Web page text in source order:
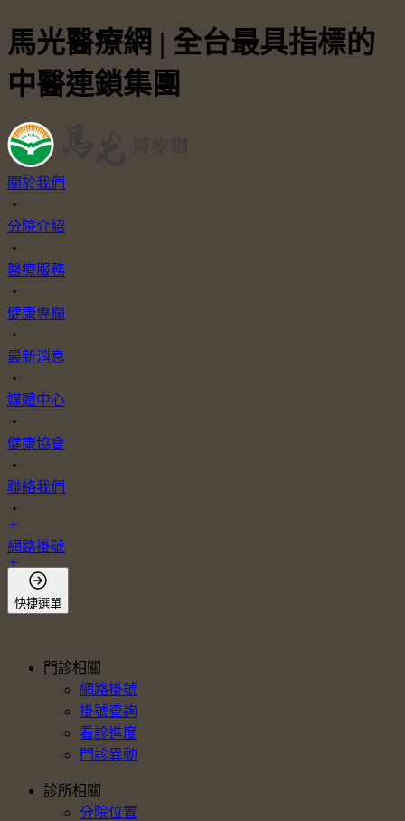
馬光醫療網 | 全台最具指標的
中醫連鎖集團
關於我們
・
分院介紹
・
醫療服務
・
健康專欄
・
最新消息
・
媒體中心
・
健康協會
・
聯絡我們
・
網路掛號
會員登入
快捷選單
門診相關
網路掛號
掛號查詢
看診進度
門診異動
診所相關
分院位置